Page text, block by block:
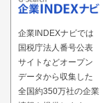
企業INDEXナビでは
国税庁法人番号公表
サイトなどオープン
データから収集した
全国約350万社の企業